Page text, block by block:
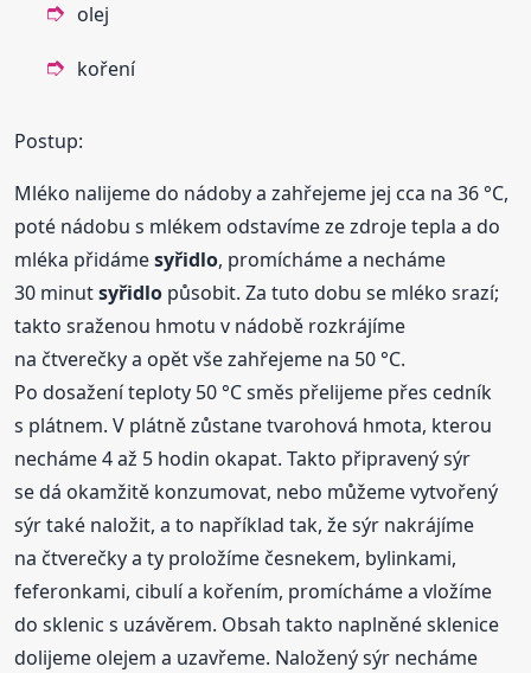
olej
koření
Postup:
Mléko nalijeme do nádoby a zahřejeme jej cca na 36 °C,
poté nádobu s mlékem odstavíme ze zdroje tepla a do
mléka přidámesyřidlo, promícháme a necháme
30 minutsyřidlo působit. Za tuto dobu se mléko srazí;
takto sraženou hmotu v nádobě rozkrájíme
na čtverečky a opět vše zahřejeme na 50 °C.
Po dosažení teploty 50 °C směs přelijeme přes cedník
s plátnem. V plátně zůstane tvarohová hmota, kterou
necháme 4 až 5 hodin okapat. Takto připravený sýr
se dá okamžitě konzumovat, nebo můžeme vytvořený
sýr také naložit, a to například tak, že sýr nakrájíme
na čtverečky a ty proložíme česnekem, bylinkami,
feferonkami, cibulí a kořením, promícháme a vložíme
do sklenic s uzávěrem. Obsah takto naplněné sklenice
dolijeme olejem a uzavřeme. Naložený sýr necháme